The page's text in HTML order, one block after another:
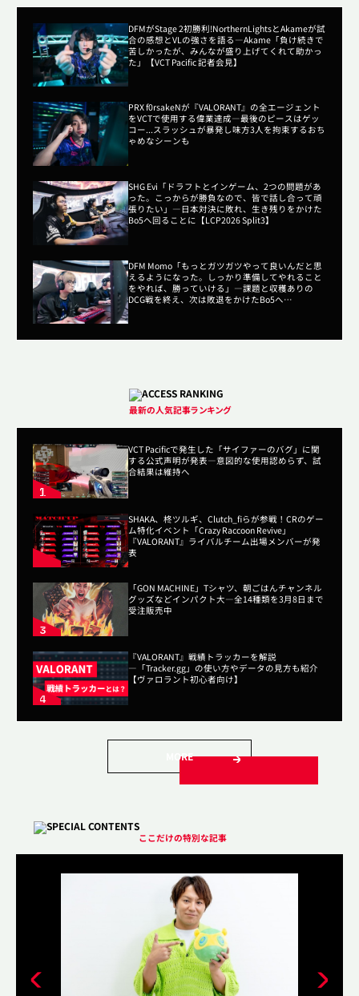
DFMがStage 2初勝利!NorthernLightsとAkameが試
合の感想とVLの強さを語る―Akame「負け続きで
苦しかったが、みんなが盛り上げてくれて助かっ
た」【VCT Pacific 記者会見】
PRX f0rsakeNが『VALORANT』の全エージェント
をVCTで使用する偉業達成―最後のピースはゲッ
コー...スラッシュが暴発し味方3人を拘束するおち
ゃめなシーンも
SHG Evi「ドラフトとインゲーム、2つの問題があ
った。こっからが勝負なので、皆で話し合って頑
張りたい」―日本対決に敗れ、生き残りをかけた
Bo5へ回ることに【LCP2026 Split3】
DFM Momo「もっとガツガツやって良いんだと思
えるようになった。しっかり準備してやれること
をやれば、勝っていける」―課題と収穫ありの
DCG戦を終え、次は敗退をかけたBo5へ
最新の人気記事ランキング
VCT Pacificで発生した「サイファーのバグ」に関
する公式声明が発表―意図的な使用認めらず、試
合結果は維持へ
SHAKA、柊ツルギ、Clutch_fiらが参戦！CRのゲー
ム特化イベント「Crazy Raccoon Revive」
『VALORANT』ライバルチーム出場メンバーが発
表
「GON MACHINE」Tシャツ、朝ごはんチャンネル
グッズなどインパクト大―全14種類を3月8日まで
受注販売中
『VALORANT』戦績トラッカーを解説
―「Tracker.gg」の使い方やデータの見方も紹介
【ヴァロラント初心者向け】
MORE
ここだけの特別な記事